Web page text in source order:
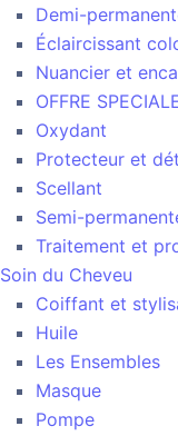
Demi-
Éclaircissant
Nuancier et
OFFRE
Oxydant
Protecteur et
Scellant
Semi-
Traitement et
Soin du Cheveu
Coiffant et
Huile
Les Ensembles
Masque
Pompe